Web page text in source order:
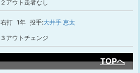
２アウト走者なし
右打 1年 投手:大井手 恵太
３アウトチェンジ
TOPへ